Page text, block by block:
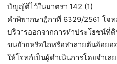
บัญญัติไว้ในมาตรา 142 (1)
คำพิพากษาฎีกาที่ 6329/2561 โจ
บริวารออกจากการทำประโยชน์ที่
ขนย้ายหรือไถหรือทำลายต้นอ้อย
ให้โจทก์เป็นผู้ดำเนินการโดยจำเล